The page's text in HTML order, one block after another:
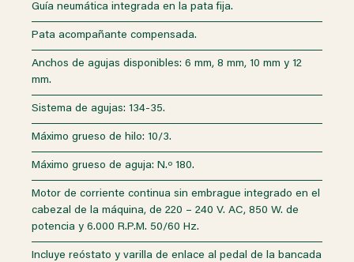
Guía neumática integrada en la pata fija.
Pata acompañante compensada.
Anchos de agujas disponibles: 6 mm, 8 mm, 10 mm y 12
mm.
Sistema de agujas: 134-35.
Máximo grueso de hilo: 10/3.
Máximo grueso de aguja: N.º 180.
Motor de corriente continua sin embrague integrado en el
cabezal de la máquina, de 220 – 240 V. AC, 850 W. de
potencia y 6.000 R.P.M. 50/60 Hz.
Incluye reóstato y varilla de enlace al pedal de la bancada